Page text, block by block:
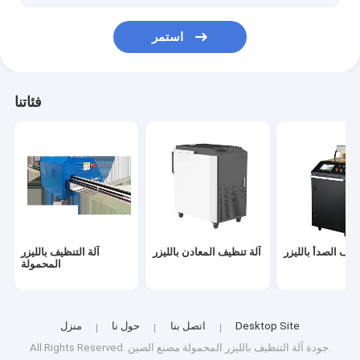
استمر
فئاتنا
آلة التنظيف بالليزر
المحمولة
آلة تنظيف المعادن بالليزر الصدأ بالليزر
منزل حول نا اتصل بنا
Desktop Site
All Rights Reserved. جودة
آلة التنظيف بالليزر المحمولة